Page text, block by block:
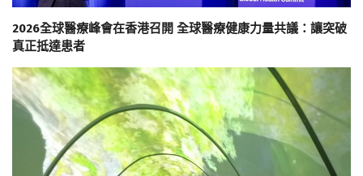
2026全球醫療峰會在香港召開 全球醫療健康力量共議：讓突破
真正抵達患者